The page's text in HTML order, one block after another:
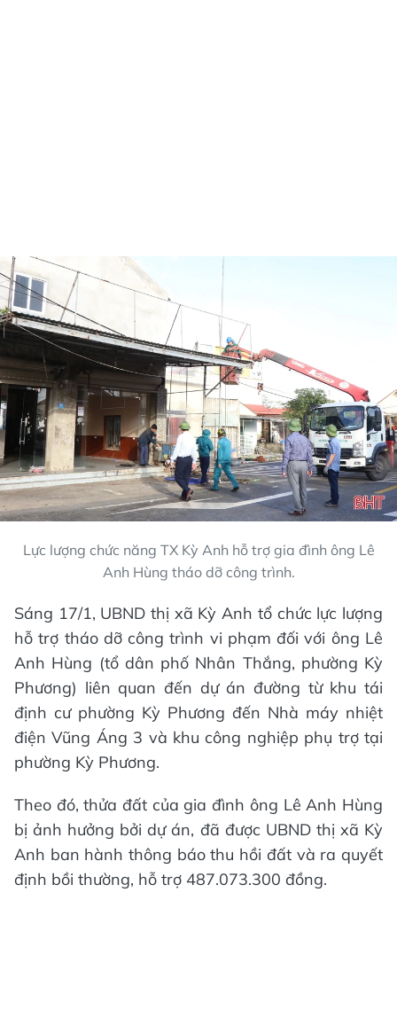
Lực lượng chức năng TX Kỳ Anh hỗ trợ gia đình ông Lê
Anh Hùng tháo dỡ công trình.
Sáng 17/1, UBND thị xã Kỳ Anh tổ chức lực lượng
hỗ trợ tháo dỡ công trình vi phạm đối với ông Lê
Anh Hùng (tổ dân phố Nhân Thắng, phường Kỳ
Phương) liên quan đến dự án đường từ khu tái
định cư phường Kỳ Phương đến Nhà máy nhiệt
điện Vũng Áng 3 và khu công nghiệp phụ trợ tại
phường Kỳ Phương.
Theo đó, thửa đất của gia đình ông Lê Anh Hùng
bị ảnh hưởng bởi dự án, đã được UBND thị xã Kỳ
Anh ban hành thông báo thu hồi đất và ra quyết
định bồi thường, hỗ trợ 487.073.300 đồng.